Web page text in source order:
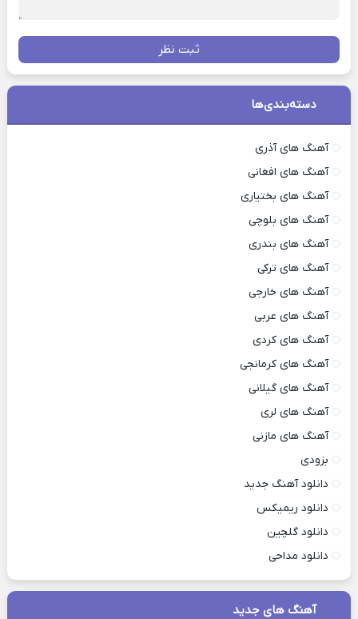
ثبت نظر
دسته‌بندی‌ها
آهنگ های آذری
آهنگ های افغانی
آهنگ های بختیاری
آهنگ های بلوچی
آهنگ های بندری
آهنگ های ترکی
آهنگ های خارجی
آهنگ های عربی
آهنگ های کردی
آهنگ های کرمانجی
آهنگ های گیلانی
آهنگ های لری
آهنگ های مازنی
بزودی
دانلود آهنگ جدید
دانلود ریمیکس
دانلود گلچین
دانلود مداحی
آهنگ های جدید